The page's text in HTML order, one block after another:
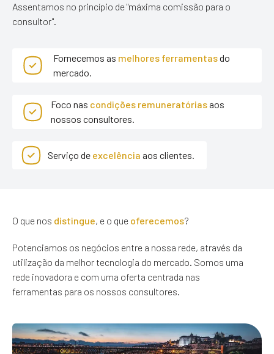
Assentamos no princípio de "máxima comissão para o
consultor".
Fornecemos as melhores ferramentasdo
mercado.
Foco nas condições remuneratóriasaos
nossos consultores.
Serviço de excelência aos clientes.
O que nos distingue, e o que oferecemos?
Potenciamos os negócios entre a nossa rede, através da
utilização da melhor tecnologia do mercado. Somos uma
rede inovadora e com uma oferta centrada nas
ferramentas para os nossos consultores.